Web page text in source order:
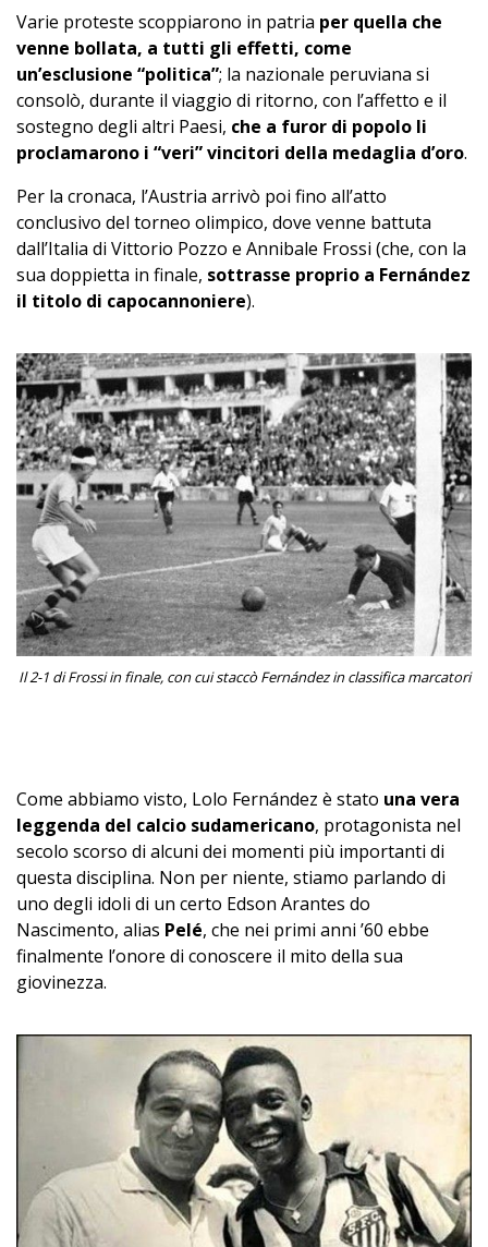
Varie proteste scoppiarono in patria per quella che
venne bollata, a tutti gli effetti, come
un’esclusione “politica”; la nazionale peruviana si
consolò, durante il viaggio di ritorno, con l’affetto e il
sostegno degli altri Paesi, che a furor di popolo li
proclamarono i “veri” vincitori della medaglia d’oro.
Per la cronaca, l’Austria arrivò poi fino all’atto
conclusivo del torneo olimpico, dove venne battuta
dall’Italia di Vittorio Pozzo e Annibale Frossi (che, con la
sua doppietta in finale, sottrasse proprio a Fernández
il titolo di capocannoniere).
Il 2-1 di Frossi in finale, con cui staccò Fernández in classifica marcatori
Come abbiamo visto, Lolo Fernández è stato una vera
leggenda del calcio sudamericano, protagonista nel
secolo scorso di alcuni dei momenti più importanti di
questa disciplina. Non per niente, stiamo parlando di
uno degli idoli di un certo Edson Arantes do
Nascimento, alias Pelé, che nei primi anni ’60 ebbe
finalmente l’onore di conoscere il mito della sua
giovinezza.